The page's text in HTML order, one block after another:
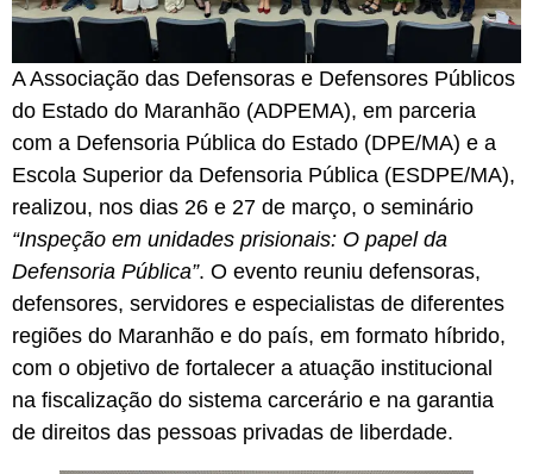
A Associação das Defensoras e Defensores Públicos
do Estado do Maranhão (ADPEMA), em parceria
com a Defensoria Pública do Estado (DPE/MA) e a
Escola Superior da Defensoria Pública (ESDPE/MA),
realizou, nos dias 26 e 27 de março, o seminário
“Inspeção em unidades prisionais: O papel da
Defensoria Pública”. O evento reuniu defensoras,
defensores, servidores e especialistas de diferentes
regiões do Maranhão e do país, em formato híbrido,
com o objetivo de fortalecer a atuação institucional
na fiscalização do sistema carcerário e na garantia
de direitos das pessoas privadas de liberdade.